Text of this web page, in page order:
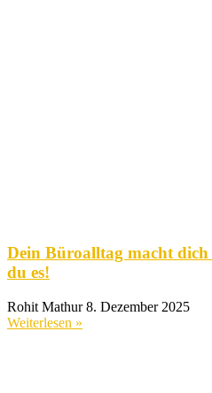
Dein Büroalltag macht
du es!
Rohit Mathur8. Dezember 2025
Weiterlesen »